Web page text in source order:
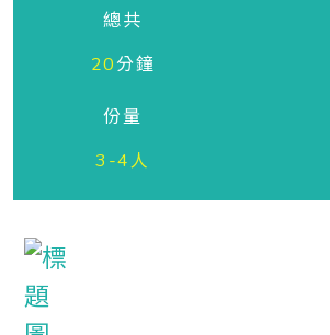
總共
20分鐘
份量
3-4人